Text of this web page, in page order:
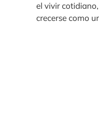
el vivir
crecerse como